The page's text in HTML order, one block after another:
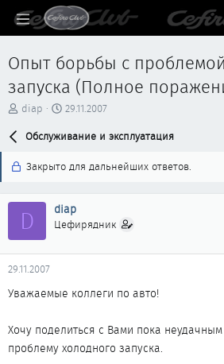
Опыт борьбы с
запуска (Полное
А
р
diap
Д
т
н
а
л
29.11.2007
Обслуживание и эксплуатация
Закрыто для дальнейших ответов.
D diap
Цефирядник
29.11.2007
Уважаемые коллеги по авто!
Хочу поделиться с Вами пока
проблему холодного запуска.